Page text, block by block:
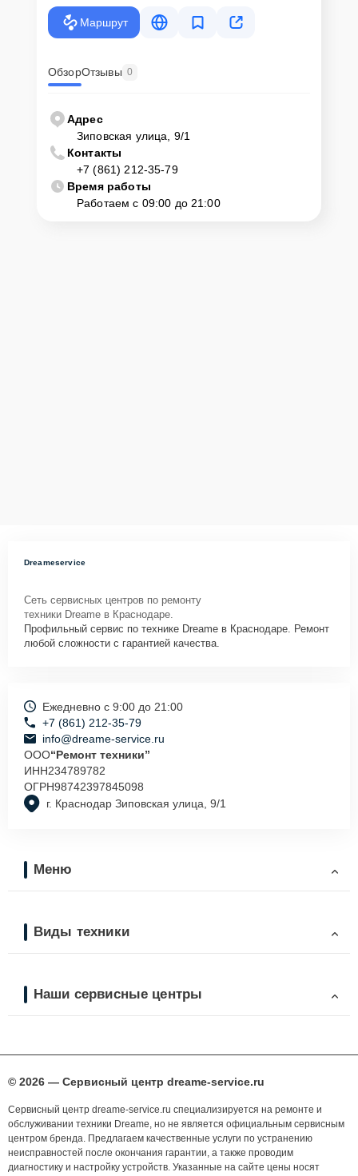
Маршрут
ОбзорОтзывы 0
Адрес
Зиповская улица, 9/1
Контакты
+7 (861) 212-35-79
Время работы
Работаем с 09:00 до 21:00
Dreameservice
Сеть сервисных центров по ремонту
техники Dreame в Краснодаре.
Профильный сервис по технике Dreame в Краснодаре. Ремонт
любой сложности с гарантией качества.
г. Краснодар Зиповская улица, 9/1
Ежедневно с 9:00 до 21:00
+7 (861) 212-35-79
info@dreame-service.ru
ООО“Ремонт техники”
ИНН234789782
ОГРН98742397845098
Меню
Виды техники
Наши сервисные центры
© 2026 — Сервисный центр dreame-service.ru
Сервисный центр dreame-service.ru специализируется на ремонте и
обслуживании техники Dreame, но не является официальным сервисным
центром бренда. Предлагаем качественные услуги по устранению
неисправностей после окончания гарантии, а также проводим
диагностику и настройку устройств. Указанные на сайте цены носят